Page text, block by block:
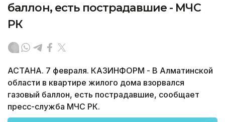
баллон, есть пострадавшие - МЧС
РК
АСТАНА. 7 февраля. КАЗИНФОРМ - В Алматинской
области в квартире жилого дома взорвался
газовый баллон, есть пострадавшие, сообщает
пресс-служба МЧС РК.